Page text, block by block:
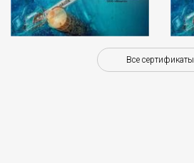
Все сертификаты